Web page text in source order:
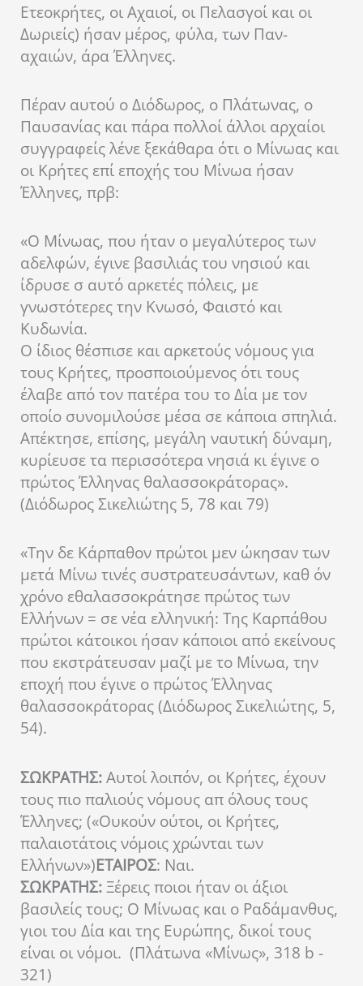
Ετεοκρήτες, οι Αχαιοί, οι Πελασγοί και οι
Δωριείς) ήσαν μέρος, φύλα, των Παν-
αχαιών, άρα Έλληνες.
Πέραν αυτού ο Διόδωρος, ο Πλάτωνας, ο
Παυσανίας και πάρα πολλοί άλλοι αρχαίοι
συγγραφείς λένε ξεκάθαρα ότι ο Μίνωας και
οι Κρήτες επί εποχής του Μίνωα ήσαν
Έλληνες, πρβ:
«Ο Μίνωας, που ήταν ο μεγαλύτερος των
αδελφών, έγινε βασιλιάς του νησιού και
ίδρυσε σ αυτό αρκετές πόλεις, με
γνωστότερες την Κνωσό, Φαιστό και
Κυδωνία.
Ο ίδιος θέσπισε και αρκετούς νόμους για
τους Κρήτες, προσποιούμενος ότι τους
έλαβε από τον πατέρα του το Δία με τον
οποίο συνομιλούσε μέσα σε κάποια σπηλιά.
Απέκτησε, επίσης, μεγάλη ναυτική δύναμη,
κυρίευσε τα περισσότερα νησιά κι έγινε ο
πρώτος Έλληνας θαλασσοκράτορας».
(Διόδωρος Σικελιώτης 5, 78 και 79)
«Την δε Κάρπαθον πρώτοι μεν ώκησαν των
μετά Μίνω τινές συστρατευσάντων, καθ όν
χρόνο εθαλασσοκράτησε πρώτος των
Ελλήνων = σε νέα ελληνική: Της Καρπάθου
πρώτοι κάτοικοι ήσαν κάποιοι από εκείνους
που εκστράτευσαν μαζί με το Μίνωα, την
εποχή που έγινε ο πρώτος Έλληνας
θαλασσοκράτορας (Διόδωρος Σικελιώτης, 5,
54).
ΣΩΚΡΑΤΗΣ:Αυτοί λοιπόν, οι Κρήτες, έχουν
τους πιο παλιούς νόμους απ όλους τους
Έλληνες; («Ουκούν ούτοι, οι Κρήτες,
παλαιοτάτοις νόμοις χρώνται των
Ελλήνων»)ΕΤΑΙΡΟΣ: Ναι.
ΣΩΚΡΑΤΗΣ:Ξέρεις ποιοι ήταν οι άξιοι
βασιλείς τους; Ο Μίνωας και ο Ραδάμανθυς,
γιοι του Δία και της Ευρώπης, δικοί τους
είναι οι νόμοι. (Πλάτωνα «Μίνως», 318 b -
321)